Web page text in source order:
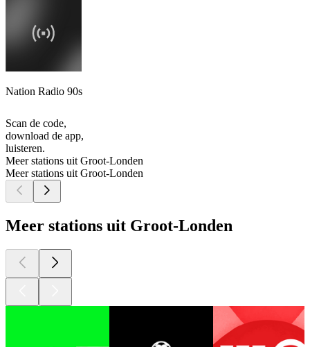
Nation Radio 90s
Scan de code,
download de app,
luisteren.
Meer stations uit Groot-Londen
Meer stations uit Groot-Londen
Meer stations uit Groot-Londen